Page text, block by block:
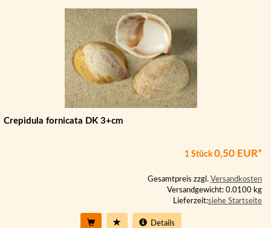
Crepidula fornicata DK 3+cm
1 Stück0,50 EUR*
Gesamtpreis zzgl. Versandkosten
Versandgewicht: 0.0100 kg
Lieferzeit:siehe Startseite
Details